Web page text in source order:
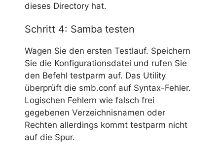
dieses Directory hat.
Schritt 4: Samba testen
Wagen Sie den ersten Testlauf. Speichern
Sie die Konfigurationsdatei und rufen Sie
den Befehl testparm auf. Das Utility
überprüft die smb.conf auf Syntax-Fehler.
Logischen Fehlern wie falsch frei
gegebenen Verzeichnisnamen oder
Rechten allerdings kommt testparm nicht
auf die Spur.